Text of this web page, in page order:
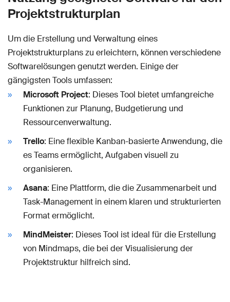
Projektstrukturplan
Um die Erstellung und Verwaltung eines
Projektstrukturplans zu erleichtern, können verschiedene
Softwarelösungen genutzt werden. Einige der
gängigsten Tools umfassen:
Microsoft Project: Dieses Tool bietet umfangreiche
Funktionen zur Planung, Budgetierung und
Ressourcenverwaltung.
Trello: Eine flexible Kanban-basierte Anwendung, die
es Teams ermöglicht, Aufgaben visuell zu
organisieren.
Asana: Eine Plattform, die die Zusammenarbeit und
Task-Management in einem klaren und strukturierten
Format ermöglicht.
MindMeister: Dieses Tool ist ideal für die Erstellung
von Mindmaps, die bei der Visualisierung der
Projektstruktur hilfreich sind.